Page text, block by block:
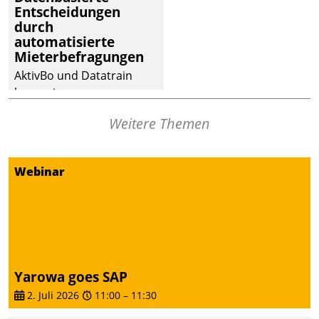
Dialogführung ermöglicht
dem externen
Serviceteam, Anrufe von
Mietenden zügiger und
effizienter zu bearbeiten.
Entscheidungen
durch
automatisierte
Mieterbefragungen
AktivBo und Datatrain
kooperieren –
profitieren: Die nahtlose
von AktivBo und
Datatrain ermöglicht
datengestützte
Entscheidungen.
Weitere Themen
Webinar
Yarowa goes SAP
2. Juli 2026 11:00 – 11:30